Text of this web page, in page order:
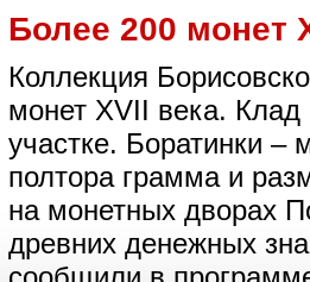
Более 200 монет
Коллекция
монет XVII века.
участке. Боратинки
полтора грамма и
на монетных дворах
древних денежных